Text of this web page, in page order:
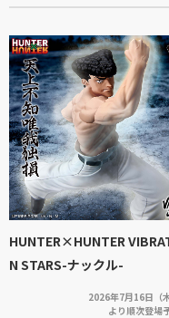
HUNTER×HUNTER
N STARS-ナックル-
2026年7月16日（木
より順次登場